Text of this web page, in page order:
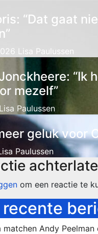
“Dat gaat
Lisa Paulussen
“Ik
mezelf”
Lisa Paulussen
geluk voor
Paulussen
om een reactie te
matchen Andy